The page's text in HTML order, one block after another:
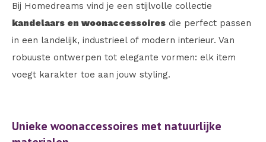
Bij Homedreams vind je een stijlvolle collectie
kandelaars en woonaccessoires die perfect passen
in een landelijk, industrieel of modern interieur. Van
robuuste ontwerpen tot elegante vormen: elk item
voegt karakter toe aan jouw styling.
Unieke woonaccessoires met natuurlijke